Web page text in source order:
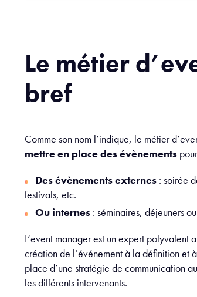
Le métier
bref
Comme son nom l’indique, le métier
mettre en place des évènements
Des évènements externes : soirée
festivals, etc.
Ou internes : séminaires, déjeuners
L’event manager est un expert polyvalent
création de l’événement à la définition et
place d’une stratégie de communication
les différents intervenants.